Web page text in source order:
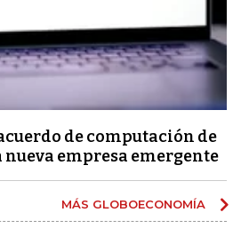
de computación de
nueva empresa emergente
MÁS GLOBOECONOMÍA